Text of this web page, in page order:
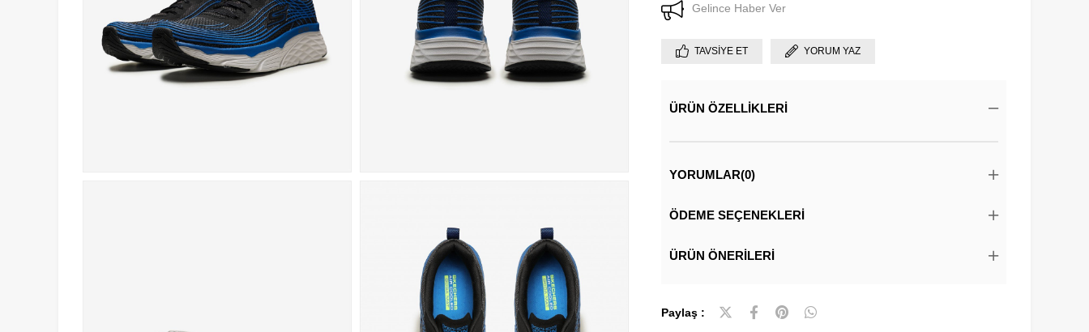
Gelince Haber Ver
TAVSIYE ET YORUM YAZ
ÜRÜN ÖZELLIKLERI
YORUMLAR(0)
ÖDEME SEÇENEKLERI
ÜRÜN ÖNERILERI
Paylaş :